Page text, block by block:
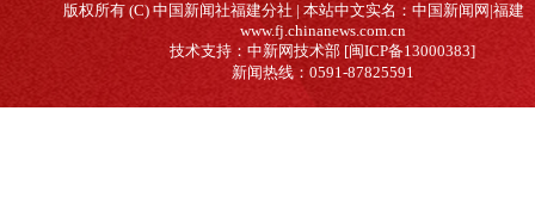
版权所有 (C) 中国新闻社福建分社 | 本站中文实名：中国新闻网|福建
www.fj.chinanews.com.cn
技术支持：中新网技术部 [闽ICP备13000383]
新闻热线：0591-87825591